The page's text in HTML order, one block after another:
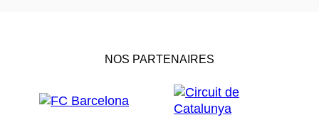
NOS PARTENAIRES